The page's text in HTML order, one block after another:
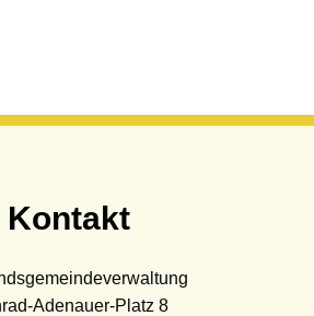
Kontakt
Adenauer-Platz 8